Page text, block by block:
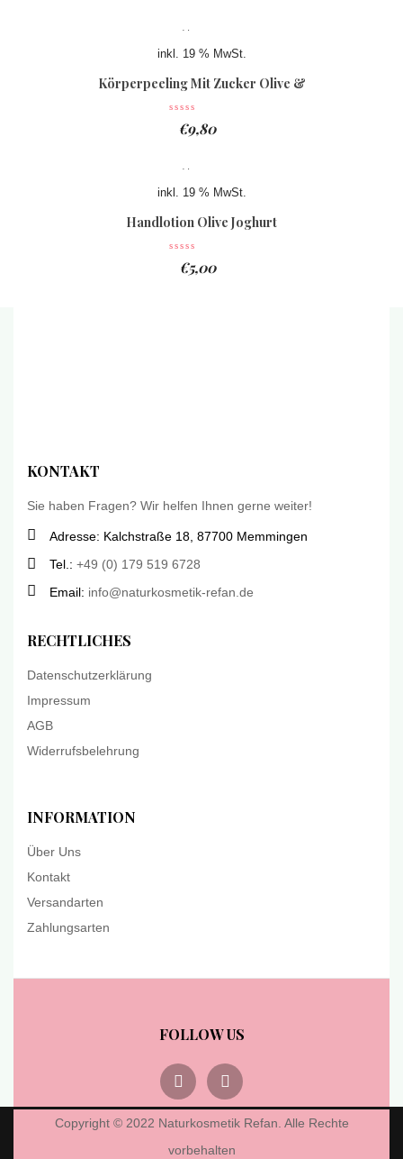
inkl. 19 % MwSt.
Körperpeeling Mit Zucker Olive &
Joghurt
€9,80
inkl. 19 % MwSt.
Handlotion Olive Joghurt
€5,00
KONTAKT
Sie haben Fragen? Wir helfen Ihnen gerne weiter!
Adresse: Kalchstraße 18, 87700 Memmingen
Tel.: +49 (0) 179 519 6728
Email: info@naturkosmetik-refan.de
RECHTLICHES
Datenschutzerklärung
Impressum
AGB
Widerrufsbelehrung
INFORMATION
Über Uns
Kontakt
Versandarten
Zahlungsarten
FOLLOW US
Copyright © 2022 Naturkosmetik Refan. Alle Rechte
vorbehalten